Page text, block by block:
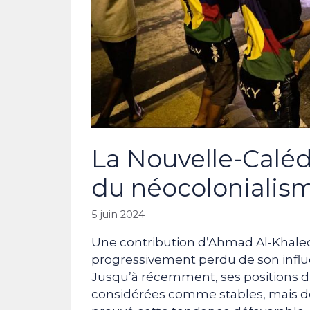
La Nouvelle-
du
5 juin 2024
Une contribution d’Ahmad Al-
progressivement perdu de son
Jusqu’à récemment, ses positions
considérées comme stables, mais